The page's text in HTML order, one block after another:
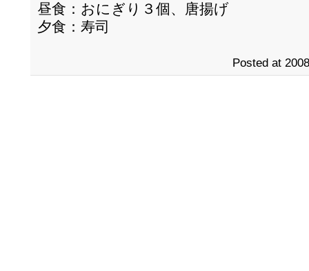
昼食：おにぎり３個、唐揚げ
夕食：寿司
Posted at